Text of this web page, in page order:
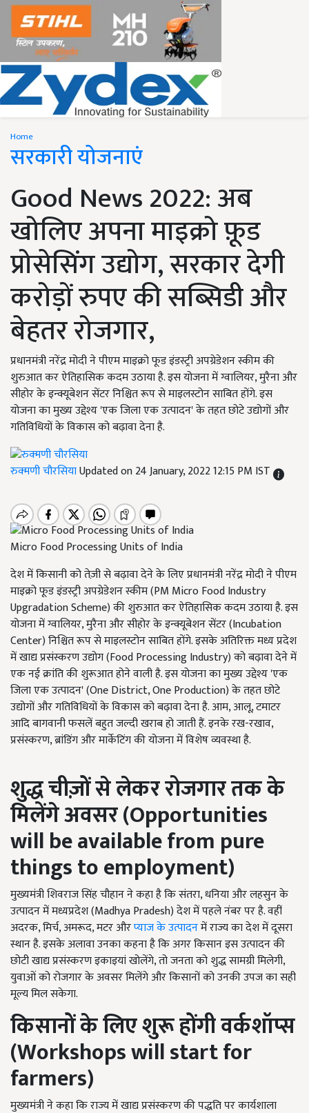
Home
सरकारी योजनाएं
Good News 2022: अब
खोलिए अपना माइक्रो फ़ूड
प्रोसेसिंग उद्योग, सरकार देगी
करोड़ों रुपए की सब्सिडी और
बेहतर रोजगार,
प्रधानमंत्री नरेंद्र मोदी ने पीएम माइक्रो फूड इंडस्ट्री अपग्रेडेशन स्कीम की
शुरुआत कर ऐतिहासिक कदम उठाया है. इस योजना में ग्वालियर, मुरैना और
सीहोर के इन्क्यूबेशन सेंटर निश्चित रूप से माइलस्टोन साबित होंगे. इस
योजना का मुख्य उद्देश्य 'एक जिला एक उत्पादन' के तहत छोटे उद्योगों और
गतिविधियों के विकास को बढ़ावा देना है.
रुक्मणी चौरसियाUpdated on 24 January, 2022 12:15 PM IST
Micro Food Processing Units of India
देश में किसानी को तेज़ी से बढ़ावा देने के लिए प्रधानमंत्री नरेंद्र मोदी ने पीएम
माइक्रो फूड इंडस्ट्री अपग्रेडेशन स्कीम (PM Micro Food Industry
Upgradation Scheme) की शुरुआत कर ऐतिहासिक कदम उठाया है. इस
योजना में ग्वालियर, मुरैना और सीहोर के इन्क्यूबेशन सेंटर (Incubation
Center) निश्चित रूप से माइलस्टोन साबित होंगे. इसके अतिरिक्त मध्य प्रदेश
में खाद्य प्रसंस्करण उद्योग (Food Processing Industry) को बढ़ावा देने में
एक नई क्रांति की शुरूआत होने वाली है. इस योजना का मुख्य उद्देश्य 'एक
जिला एक उत्पादन' (One District, One Production) के तहत छोटे
उद्योगों और गतिविधियों के विकास को बढ़ावा देना है. आम, आलू, टमाटर
आदि बागवानी फसलें बहुत जल्दी खराब हो जाती हैं. इनके रख-रखाव,
प्रसंस्करण, ब्रांडिंग और मार्केटिंग की योजना में विशेष व्यवस्था है.
शुद्ध चीज़ों से लेकर रोजगार तक के
मिलेंगे अवसर (Opportunities
will be available from pure
things to employment)
मुख्यमंत्री शिवराज सिंह चौहान ने कहा है कि संतरा, धनिया और लहसुन के
उत्पादन में मध्यप्रदेश (Madhya Pradesh) देश में पहले नंबर पर है. वहीं
अदरक, मिर्च, अमरूद, मटर औरप्याज के उत्पादनमें राज्य का देश में दूसरा
स्थान है. इसके अलावा उनका कहना है कि अगर किसान इस उत्पादन की
छोटी खाद्य प्रसंस्करण इकाइयां खोलेंगे, तो जनता को शुद्ध सामग्री मिलेगी,
युवाओं को रोजगार के अवसर मिलेंगे और किसानों को उनकी उपज का सही
मूल्य मिल सकेगा.
किसानों के लिए शुरू होंगी वर्कशॉप्स
(Workshops will start for
farmers)
मुख्यमंत्री ने कहा कि राज्य में खाद्य प्रसंस्करण की पद्धति पर कार्यशाला